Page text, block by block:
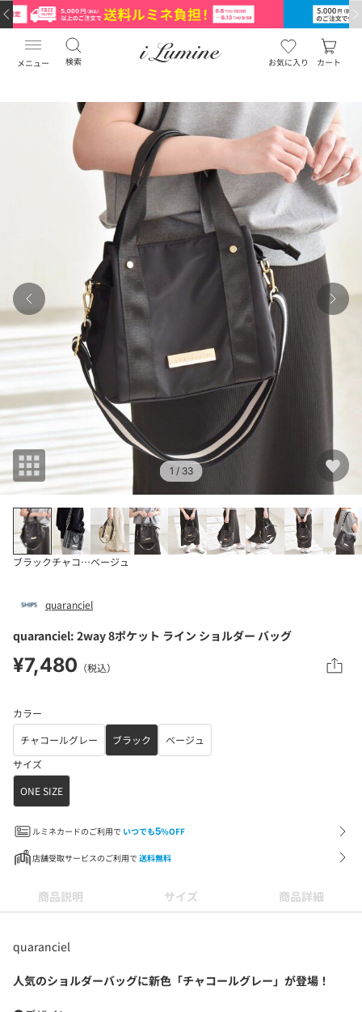
メニュー 検索 お気に入り カート
1 / 33
ブラックチャコールグレー
ベージュ
quaranciel
quaranciel: 2way 8ポケット ライン ショルダー バッグ
¥7,480 （税込）
カラー
チャコールグレー
ブラック
ベージュ
サイズ
ONE SIZE
ルミネカードのご利用で いつでも5%OFF
店舗受取サービスのご利用で 送料無料
商品説明 サイズ 商品詳細
quaranciel
人気のショルダーバッグに新色「チャコールグレー」が登場！